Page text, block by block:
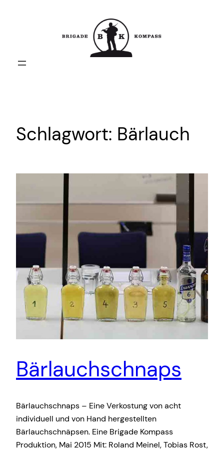
Schlagwort: Bärlauch
Bärlauchschnaps
Bärlauchschnaps – Eine Verkostung von acht
individuell und von Hand hergestellten
Bärlauchschnäpsen. Eine Brigade Kompass
Produktion, Mai 2015 Mit: Roland Meinel, Tobias Rost,